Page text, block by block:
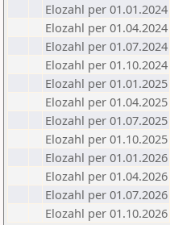
Elozahl per 01.01.2024
Elozahl per 01.04.2024
Elozahl per 01.07.2024
Elozahl per 01.10.2024
Elozahl per 01.01.2025
Elozahl per 01.04.2025
Elozahl per 01.07.2025
Elozahl per 01.10.2025
Elozahl per 01.01.2026
Elozahl per 01.04.2026
Elozahl per 01.07.2026
Elozahl per 01.10.2026